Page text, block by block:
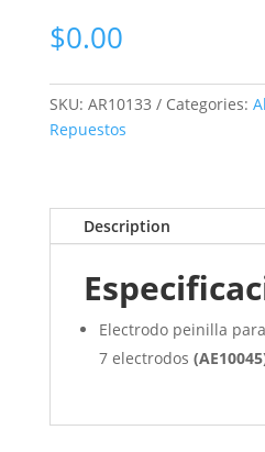
$0.00
SKU: AR10133 Categories:
Repuestos
Description
Electrodo peinilla
7 electrodos (AE10045